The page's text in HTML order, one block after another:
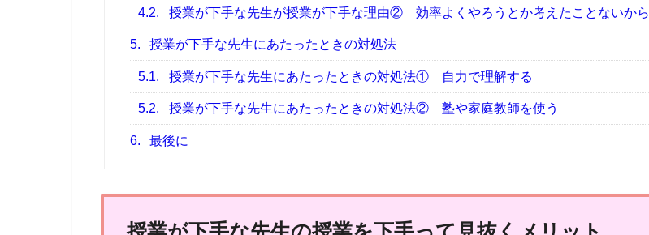
4.2. 授業が下手な先生が授業が下手な理由② 効率よくやろうとか考えたことないから
5. 授業が下手な先生にあたったときの対処法
5.1. 授業が下手な先生にあたったときの対処法① 自力で理解する
5.2. 授業が下手な先生にあたったときの対処法② 塾や家庭教師を使う
6. 最後に